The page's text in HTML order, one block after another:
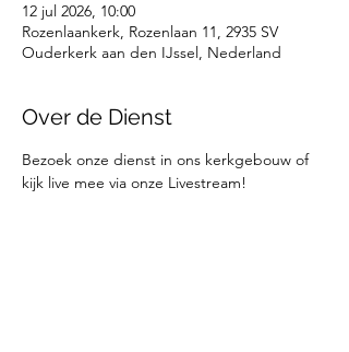
12 jul 2026, 10:00
Rozenlaankerk, Rozenlaan 11, 2935 SV
Ouderkerk aan den IJssel, Nederland
Over de Dienst
Bezoek onze dienst in ons kerkgebouw of
kijk live mee via onze Livestream!